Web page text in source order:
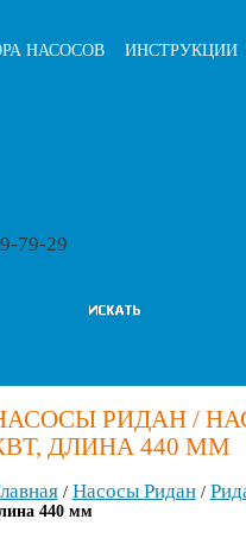
НАСОСОВ ИНСТРУКЦИИ
79-29
РИДАН /
ДЛИНА 440 ММ
/ Насосы Ридан/
440 мм